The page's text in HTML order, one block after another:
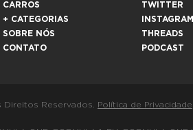
CARROS
+ CATEGORIAS
SOBRE NÓS
CONTATO
TWITTER
INSTAGRAM
THREADS
PODCAST
Direitos Reservados. Política de Privacidade